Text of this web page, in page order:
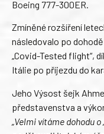
Boeing 777-300ER.
Zmíněné rozšíření
následovalo po
„Covid-Tested flight“,
Itálie po příjezdu do
Jeho Výsost šejk
představenstva a
„Velmi vítáme dohodu